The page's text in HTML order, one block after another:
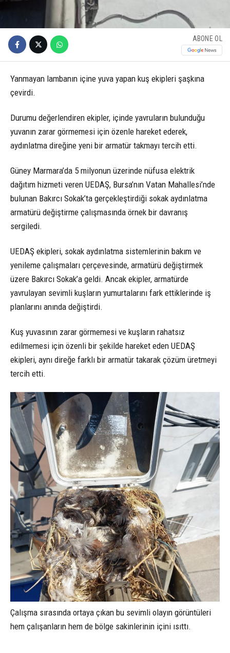
ABONE OL
Yanmayan lambanın içine yuva yapan kuş ekipleri şaşkına
çevirdi.
Durumu değerlendiren ekipler, içinde yavruların bulunduğu
yuvanın zarar görmemesi için özenle hareket ederek,
aydınlatma direğine yeni bir armatür takmayı tercih etti.
Güney Marmara’da 5 milyonun üzerinde nüfusa elektrik
dağıtım hizmeti veren UEDAŞ, Bursa’nın Vatan Mahallesi’nde
bulunan Bakırcı Sokak’ta gerçekleştirdiği sokak aydınlatma
armatürü değiştirme çalışmasında örnek bir davranış
sergiledi.
UEDAŞ ekipleri, sokak aydınlatma sistemlerinin bakım ve
yenileme çalışmaları çerçevesinde, armatürü değiştirmek
üzere Bakırcı Sokak’a geldi. Ancak ekipler, armatürde
yavrulayan sevimli kuşların yumurtalarını fark ettiklerinde iş
planlarını anında değiştirdi.
Kuş yuvasının zarar görmemesi ve kuşların rahatsız
edilmemesi için özenli bir şekilde hareket eden UEDAŞ
ekipleri, aynı direğe farklı bir armatür takarak çözüm üretmeyi
tercih etti.
Çalışma sırasında ortaya çıkan bu sevimli olayın görüntüleri
hem çalışanların hem de bölge sakinlerinin içini ısıttı.